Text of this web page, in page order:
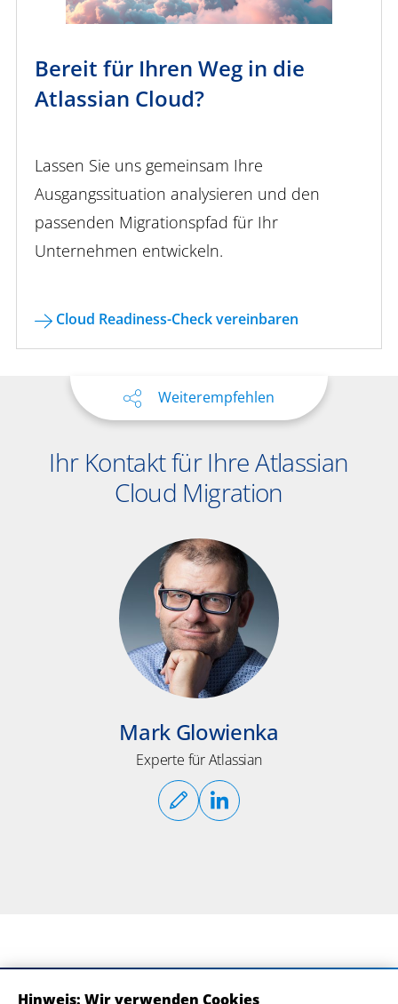
Bereit für Ihren Weg in die
Atlassian Cloud?
Lassen Sie uns gemeinsam Ihre
Ausgangssituation analysieren und den
passenden Migrationspfad für Ihr
Unternehmen entwickeln.
Cloud Readiness-Check vereinbaren
Weiterempfehlen
Ihr Kontakt für Ihre Atlassian
Cloud Migration
Mark Glowienka
Experte für Atlassian
Hinweis: Wir verwenden Cookies